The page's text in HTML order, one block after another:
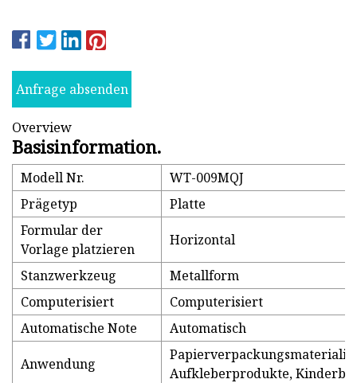
Anfrage absenden
Overview
Basisinformation.
Modell Nr.
WT-009MQJ
Prägetyp
Platte
Formular der
Vorlage platzieren
Horizontal
Stanzwerkzeug
Metallform
Computerisiert
Computerisiert
Automatische Note
Automatisch
Anwendung
Aufkleberprodukte,